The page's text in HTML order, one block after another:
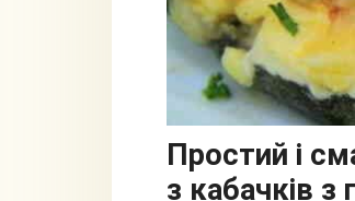
Простий і
з кабачків з